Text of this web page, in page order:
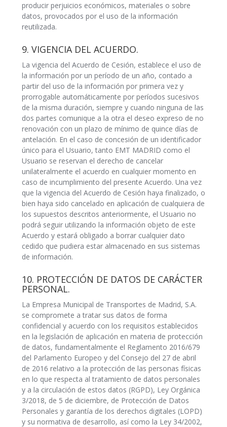
producir perjuicios económicos, materiales o sobre
datos, provocados por el uso de la información
reutilizada.
9. VIGENCIA DEL ACUERDO.
La vigencia del Acuerdo de Cesión, establece el uso de
la información por un período de un año, contado a
partir del uso de la información por primera vez y
prorrogable automáticamente por períodos sucesivos
de la misma duración, siempre y cuando ninguna de las
dos partes comunique a la otra el deseo expreso de no
renovación con un plazo de mínimo de quince días de
antelación. En el caso de concesión de un identificador
único para el Usuario, tanto EMT MADRID como el
Usuario se reservan el derecho de cancelar
unilateralmente el acuerdo en cualquier momento en
caso de incumplimiento del presente Acuerdo. Una vez
que la vigencia del Acuerdo de Cesión haya finalizado, o
bien haya sido cancelado en aplicación de cualquiera de
los supuestos descritos anteriormente, el Usuario no
podrá seguir utilizando la información objeto de este
Acuerdo y estará obligado a borrar cualquier dato
cedido que pudiera estar almacenado en sus sistemas
de información.
10. PROTECCIÓN DE DATOS DE CARÁCTER
PERSONAL.
La Empresa Municipal de Transportes de Madrid, S.A.
se compromete a tratar sus datos de forma
confidencial y acuerdo con los requisitos establecidos
en la legislación de aplicación en materia de protección
de datos, fundamentalmente el Reglamento 2016/679
del Parlamento Europeo y del Consejo del 27 de abril
de 2016 relativo a la protección de las personas físicas
en lo que respecta al tratamiento de datos personales
y a la circulación de estos datos (RGPD), Ley Orgánica
3/2018, de 5 de diciembre, de Protección de Datos
Personales y garantía de los derechos digitales (LOPD)
y su normativa de desarrollo, así como la Ley 34/2002,